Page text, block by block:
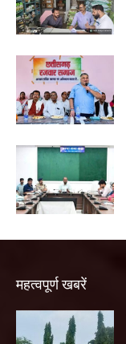
महत्वपूर्ण खबरें